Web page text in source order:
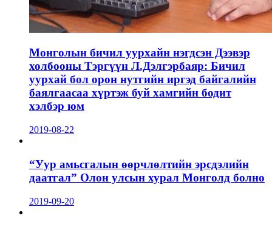
Монголын бичил уурхайн нэгдсэн Дээвэр
холбооны Тэргүүн Л.Дэлгэрбаяр: Бичил
уурхай бол орон нутгийн иргэд байгалийн
баялгаасаа хүртэж буй хамгийн бодит
хэлбэр юм
2019-08-22
“Уур амьсгалын өөрчлөлтийн эрсдэлийн
даатгал” Олон улсын хурал Монголд болно
2019-09-20